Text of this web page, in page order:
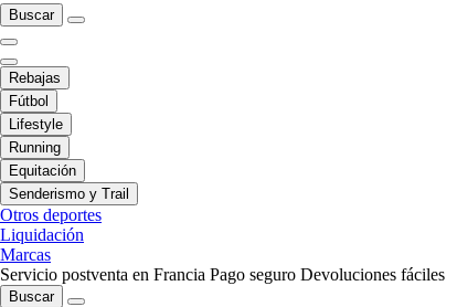
Buscar
Rebajas
Fútbol
Lifestyle
Running
Equitación
Senderismo y Trail
Otros deportes
Liquidación
Marcas
Servicio postventa en Francia Pago seguro Devoluciones fáciles
Buscar